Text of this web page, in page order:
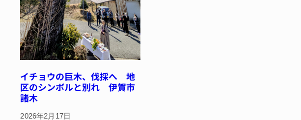
イチョウの巨木、伐採へ 地
区のシンボルと別れ 伊賀市
諸木
2026年2月17日